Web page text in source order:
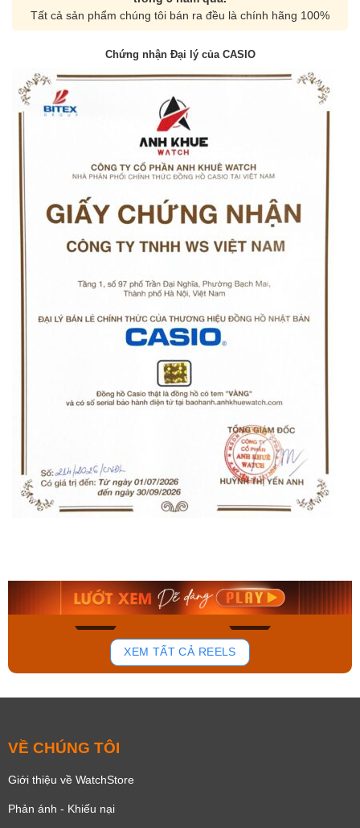
Tất cả sản phẩm chúng tôi bán ra đều là chính hãng 100%
Chứng nhận Đại lý của CASIO
137
Mua ngay Mua ngay
XEM TẤT CẢ REELS
VỀ CHÚNG TÔI
Giới thiệu về WatchStore
Phản ánh - Khiếu nại